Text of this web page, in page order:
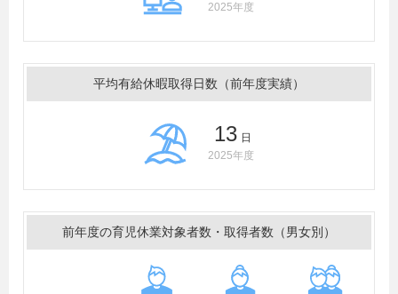
2025年度
平均有給休暇取得日数（前年度実績）
13 日
2025年度
前年度の育児休業対象者数・取得者数（男女別）